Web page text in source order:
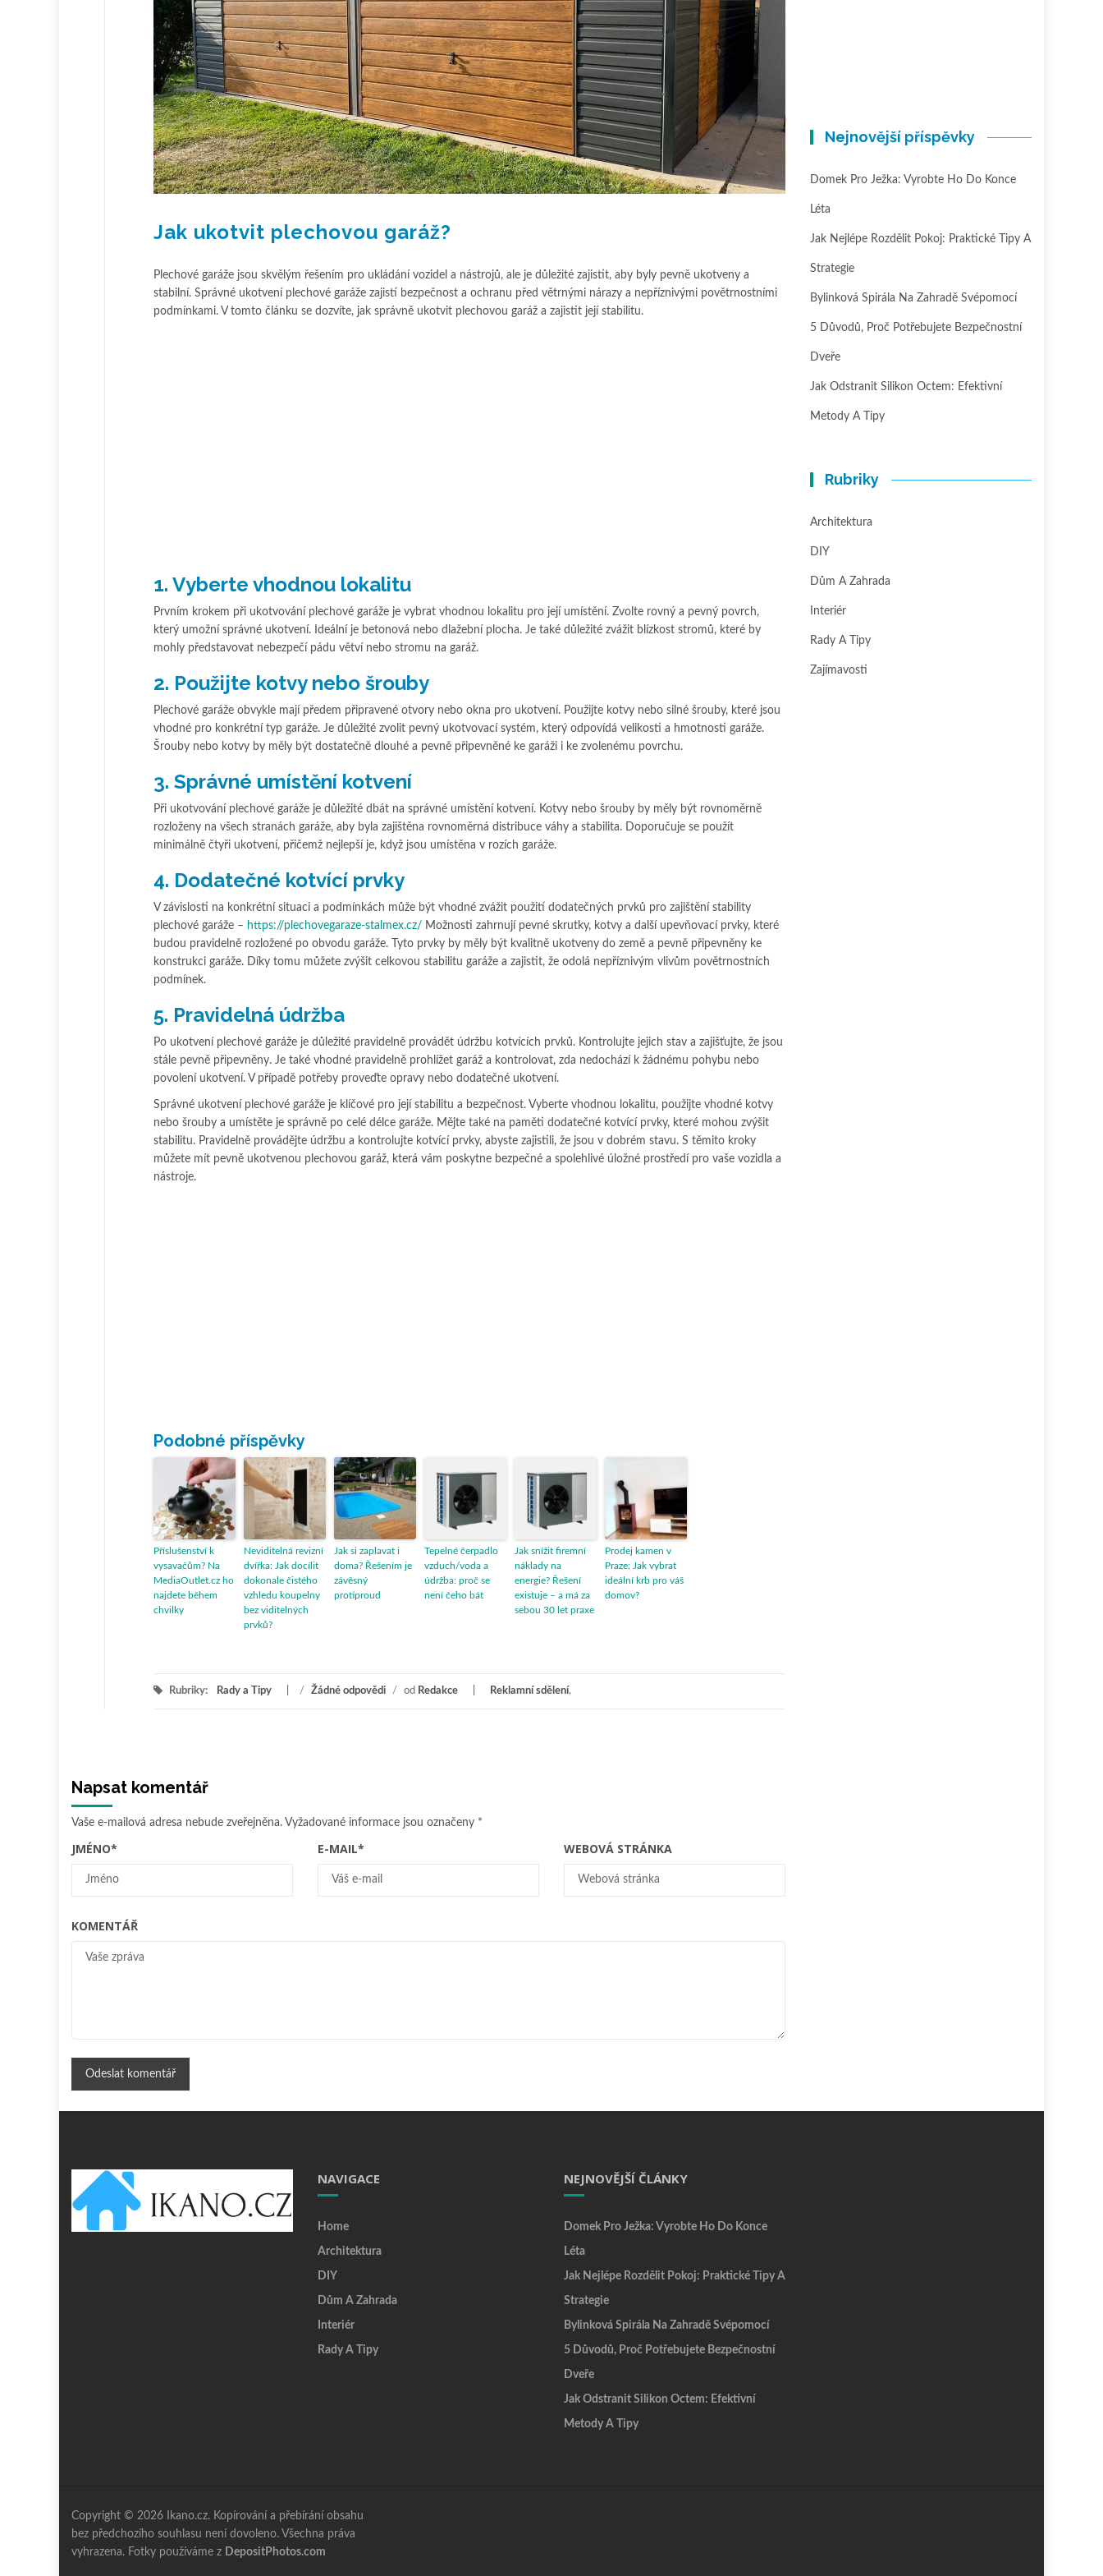
Jak ukotvit plechovou garáž?
Plechové garáže jsou skvělým řešením pro ukládání vozidel a nástrojů, ale je důležité zajistit, aby byly pevně ukotveny a
stabilní. Správné ukotvení plechové garáže zajistí bezpečnost a ochranu před větrnými nárazy a nepříznivými povětrnostními
podmínkami. V tomto článku se dozvíte, jak správně ukotvit plechovou garáž a zajistit její stabilitu.
1. Vyberte vhodnou lokalitu
Prvním krokem při ukotvování plechové garáže je vybrat vhodnou lokalitu pro její umístění. Zvolte rovný a pevný povrch,
který umožní správné ukotvení. Ideální je betonová nebo dlažební plocha. Je také důležité zvážit blízkost stromů, které by
mohly představovat nebezpečí pádu větví nebo stromu na garáž.
2. Použijte kotvy nebo šrouby
Plechové garáže obvykle mají předem připravené otvory nebo okna pro ukotvení. Použijte kotvy nebo silné šrouby, které jsou
vhodné pro konkrétní typ garáže. Je důležité zvolit pevný ukotvovací systém, který odpovídá velikosti a hmotnosti garáže.
Šrouby nebo kotvy by měly být dostatečně dlouhé a pevně připevněné ke garáži i ke zvolenému povrchu.
3. Správné umístění kotvení
Při ukotvování plechové garáže je důležité dbát na správné umístění kotvení. Kotvy nebo šrouby by měly být rovnoměrně
rozloženy na všech stranách garáže, aby byla zajištěna rovnoměrná distribuce váhy a stabilita. Doporučuje se použít
minimálně čtyři ukotvení, přičemž nejlepší je, když jsou umístěna v rozích garáže.
4. Dodatečné kotvící prvky
V závislosti na konkrétní situaci a podmínkách může být vhodné zvážit použití dodatečných prvků pro zajištění stability
plechové garáže – https://plechovegaraze-stalmex.cz/ Možnosti zahrnují pevné skrutky, kotvy a další upevňovací prvky, které
budou pravidelně rozložené po obvodu garáže. Tyto prvky by měly být kvalitně ukotveny do země a pevně připevněny ke
konstrukci garáže. Díky tomu můžete zvýšit celkovou stabilitu garáže a zajistit, že odolá nepříznivým vlivům povětrnostních
podmínek.
5. Pravidelná údržba
Po ukotvení plechové garáže je důležité pravidelně provádět údržbu kotvících prvků. Kontrolujte jejich stav a zajišťujte, že jsou
stále pevně připevněny. Je také vhodné pravidelně prohlížet garáž a kontrolovat, zda nedochází k žádnému pohybu nebo
povolení ukotvení. V případě potřeby proveďte opravy nebo dodatečné ukotvení.
Správné ukotvení plechové garáže je klíčové pro její stabilitu a bezpečnost. Vyberte vhodnou lokalitu, použijte vhodné kotvy
nebo šrouby a umístěte je správně po celé délce garáže. Mějte také na paměti dodatečné kotvící prvky, které mohou zvýšit
stabilitu. Pravidelně provádějte údržbu a kontrolujte kotvící prvky, abyste zajistili, že jsou v dobrém stavu. S těmito kroky
můžete mít pevně ukotvenou plechovou garáž, která vám poskytne bezpečné a spolehlivé úložné prostředí pro vaše vozidla a
nástroje.
Podobné příspěvky
Příslušenství k
vysavačům? Na
MediaOutlet.cz ho
najdete během
chvilky
Neviditelná revizní
dvířka: Jak docílit
dokonale čistého
vzhledu koupelny
bez viditelných
prvků?
Jak si zaplavat i
doma? Řešením je
závěsný
protiproud
Tepelné čerpadlo
vzduch/voda a
údržba: proč se
není čeho bát
Jak snížit firemní
náklady na
energie? Řešení
existuje – a má za
sebou 30 let praxe
Prodej kamen v
Praze: Jak vybrat
ideální krb pro váš
domov?
Rubriky: Rady a Tipy / Žádné odpovědi / od Redakce Reklamní sdělení,
Napsat komentář
Vaše e-mailová adresa nebude zveřejněna. Vyžadované informace jsou označeny *
JMÉNO* E-MAIL* WEBOVÁ STRÁNKA
KOMENTÁŘ
Nejnovější příspěvky
Domek Pro Ježka: Vyrobte Ho Do Konce
Léta
Jak Nejlépe Rozdělit Pokoj: Praktické Tipy A
Strategie
Bylinková Spirála Na Zahradě Svépomocí
5 Důvodů, Proč Potřebujete Bezpečnostní
Dveře
Jak Odstranit Silikon Octem: Efektivní
Metody A Tipy
Rubriky
Architektura
DIY
Dům A Zahrada
Interiér
Rady A Tipy
Zajímavosti
NAVIGACE
Home
Architektura
DIY
Dům A Zahrada
Interiér
Rady A Tipy
NEJNOVĚJŠÍ ČLÁNKY
Domek Pro Ježka: Vyrobte Ho Do Konce
Léta
Jak Nejlépe Rozdělit Pokoj: Praktické Tipy A
Strategie
Bylinková Spirála Na Zahradě Svépomocí
5 Důvodů, Proč Potřebujete Bezpečnostní
Dveře
Jak Odstranit Silikon Octem: Efektivní
Metody A Tipy
Copyright © 2026 Ikano.cz. Kopírování a přebírání obsahu
bez předchozího souhlasu není dovoleno. Všechna práva
vyhrazena. Fotky používáme z DepositPhotos.com